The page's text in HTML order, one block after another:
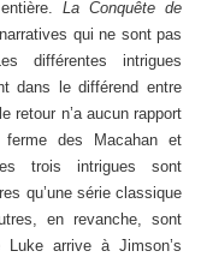
La Conquête de
qui ne sont pas
différentes intrigues
dans le différend entre
retour n’a aucun rapport
des Macahan et
trois intrigues sont
qu’une série classique
en revanche, sont
Luke arrive à Jimson’s